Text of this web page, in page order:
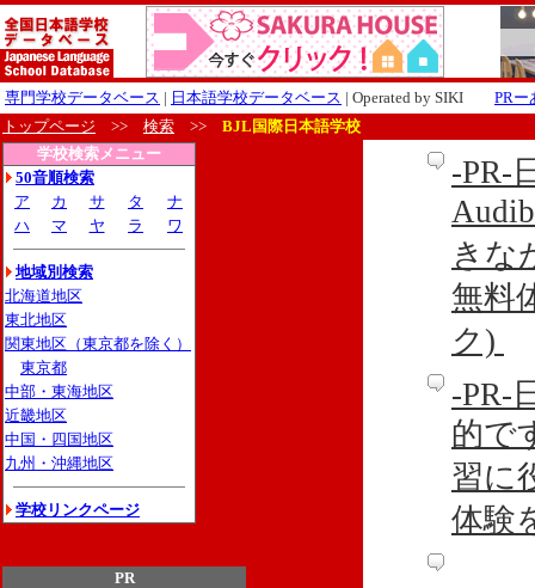
専門学校データベース | 日本語学校データベース | Operated by SIKI PRー
トップページ >> 検索 >> BJL国際日本語学校
学校検索メニュー
50音順検索
ア
カ サ タ
ナ
ハ
マ ヤ ラ ワ
地域別検索
北海道地区
東北地区
関東地区（東京都を除く）
東京都
中部・東海地区
近畿地区
中国・四国地区
九州・沖縄地区
学校リンクページ
PR
-PR-
きな
無料
ク)
-PR-
的で
習に
体験